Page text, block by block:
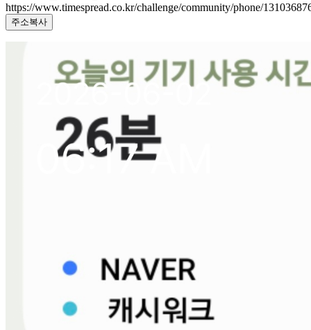
https://www.timespread.co.kr/challenge/community/phone/
주소복사